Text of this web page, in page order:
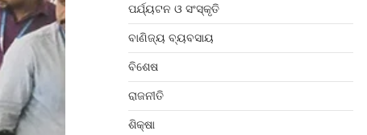
ପର୍ଯ୍ୟଟନ ଓ ସଂସ୍କୃତି
ବାଣିଜ୍ୟ ବ୍ୟବସାୟ
ବିଶେଷ
ରାଜନୀତି
ଶିକ୍ଷା